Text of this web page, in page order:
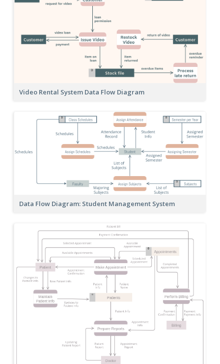
Video Rental System Data Flow Diagram
Data Flow Diagram: Student Management System